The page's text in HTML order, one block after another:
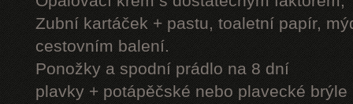
Zubní kartáček + pastu, toaletní papír,
cestovním balení.
Ponožky a spodní prádlo na 8 dní
plavky + potápěčské nebo plavecké brýle